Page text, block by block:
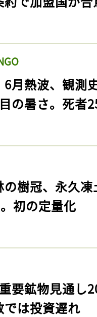
6月熱波、観
の暑さ。死者
の樹冠、永久
初の定量化
重要鉱物見通
は投資遅れ